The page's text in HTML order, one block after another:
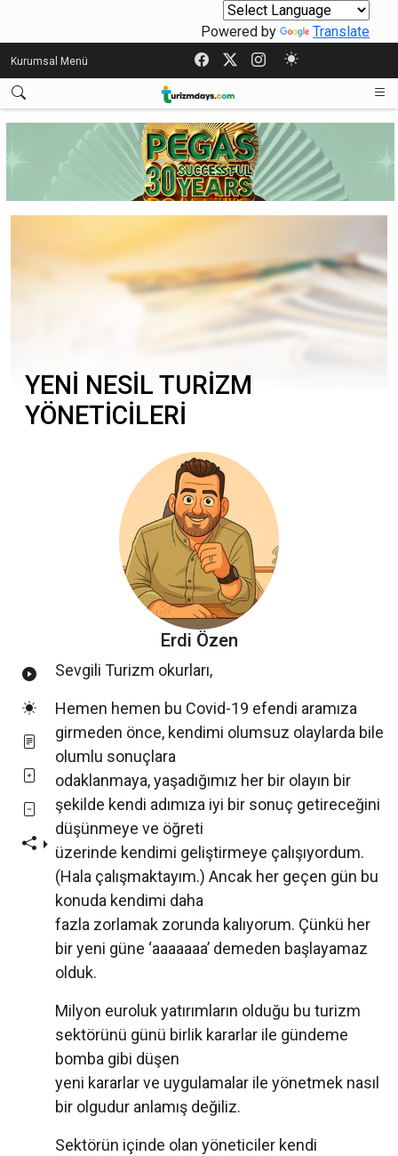
Powered by Translate
Kurumsal Menü
YENİ NESİL TURİZM
YÖNETİCİLERİ
Erdi Özen
Sevgili Turizm okurları,
Hemen hemen bu Covid-19 efendi aramıza
girmeden önce, kendimi olumsuz olaylarda bile
olumlu sonuçlara
odaklanmaya, yaşadığımız her bir olayın bir
şekilde kendi adımıza iyi bir sonuç getireceğini
düşünmeye ve öğreti
üzerinde kendimi geliştirmeye çalışıyordum.
(Hala çalışmaktayım.) Ancak her geçen gün bu
konuda kendimi daha
fazla zorlamak zorunda kalıyorum. Çünkü her
bir yeni güne ‘aaaaaaa’ demeden başlayamaz
olduk.
Milyon euroluk yatırımların olduğu bu turizm
sektörünü günü birlik kararlar ile gündeme
bomba gibi düşen
yeni kararlar ve uygulamalar ile yönetmek nasıl
bir olgudur anlamış değiliz.
Sektörün içinde olan yöneticiler kendi